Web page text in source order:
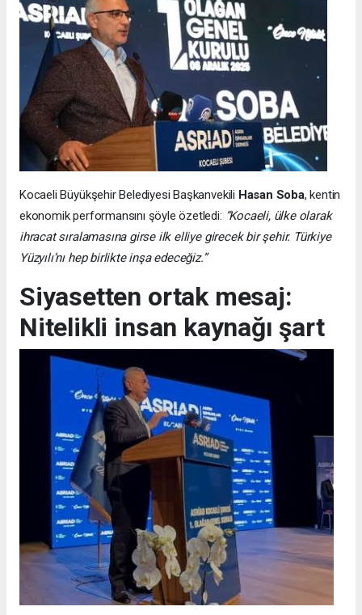
Kocaeli Büyükşehir Belediyesi Başkanvekili Hasan Soba, kentin
ekonomik performansını şöyle özetledi: “Kocaeli, ülke olarak
ihracat sıralamasına girse ilk elliye girecek bir şehir. Türkiye
Yüzyılı’nı hep birlikte inşa edeceğiz.”
Siyasetten ortak mesaj:
Nitelikli insan kaynağı şart